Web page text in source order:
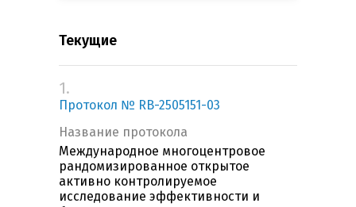
Текущие
1.
Протокол № RB-2505151-03
Название протокола
Международное многоцентровое
рандомизированное открытое
активно контролируемое
исследование эффективности и